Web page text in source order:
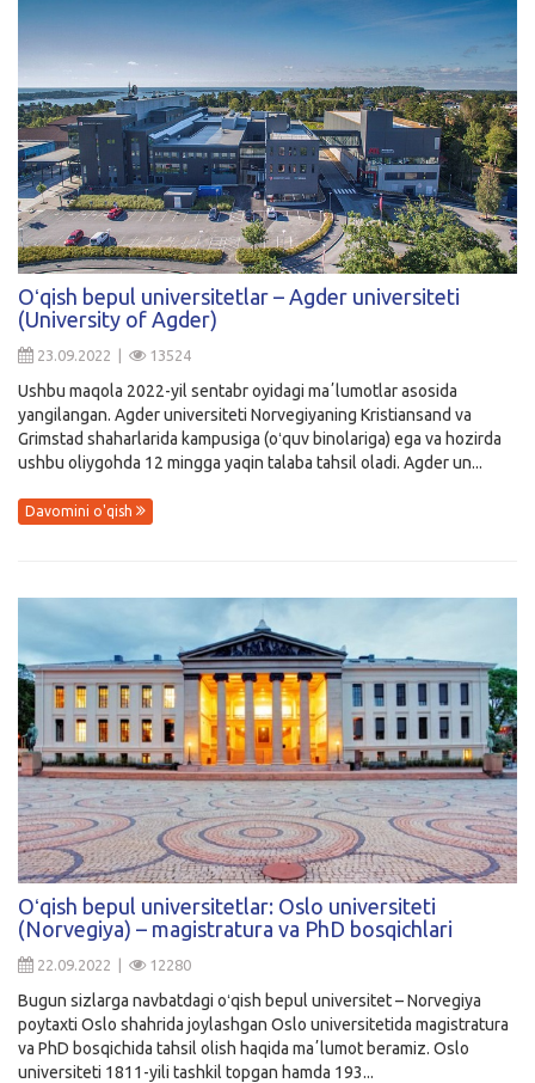
Oʻqish bepul universitetlar – Agder universiteti
(University of Agder)
23.09.2022 | 13524
Ushbu maqola 2022-yil sentabr oyidagi maʼlumotlar asosida
yangilangan. Agder universiteti Norvegiyaning Kristiansand va
Grimstad shaharlarida kampusiga (oʻquv binolariga) ega va hozirda
ushbu oliygohda 12 mingga yaqin talaba tahsil oladi. Agder un...
Davomini o'qish
Oʻqish bepul universitetlar: Oslo universiteti
(Norvegiya) – magistratura va PhD bosqichlari
22.09.2022 | 12280
Bugun sizlarga navbatdagi oʻqish bepul universitet – Norvegiya
poytaxti Oslo shahrida joylashgan Oslo universitetida magistratura
va PhD bosqichida tahsil olish haqida maʼlumot beramiz. Oslo
universiteti 1811-yili tashkil topgan hamda 193...